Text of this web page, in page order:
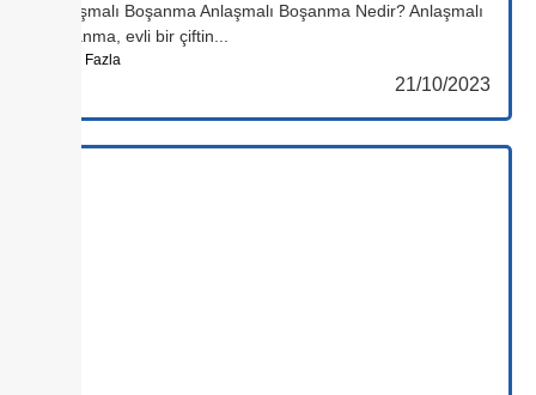
Anlaşmalı Boşanma Anlaşmalı Boşanma Nedir? Anlaşmalı
boşanma, evli bir çiftin...
Daha Fazla
21/10/2023